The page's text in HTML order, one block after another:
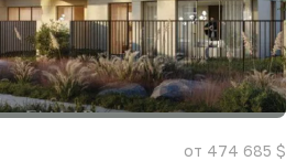
от 474 685 $